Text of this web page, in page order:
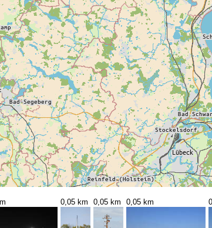
0,05 km 0,05 km 0,05 km